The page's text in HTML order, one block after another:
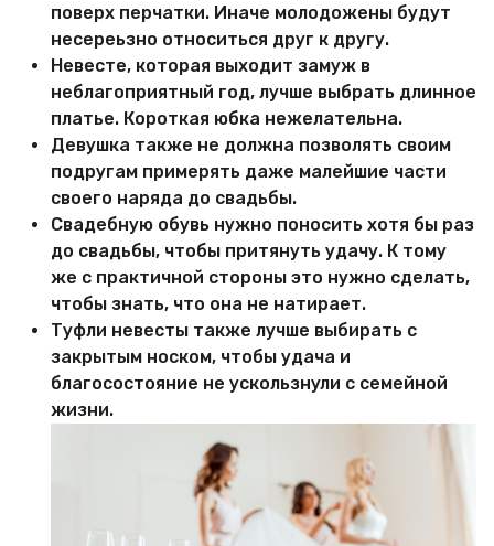
поверх перчатки. Иначе молодожены будут
несереьзно относиться друг к другу.
Невесте, которая выходит замуж в
неблагоприятный год, лучше выбрать длинное
платье. Короткая юбка нежелательна.
Девушка также не должна позволять своим
подругам примерять даже малейшие части
своего наряда до свадьбы.
Свадебную обувь нужно поносить хотя бы раз
до свадьбы, чтобы притянуть удачу. К тому
же с практичной стороны это нужно сделать,
чтобы знать, что она не натирает.
Туфли невесты также лучше выбирать с
закрытым носком, чтобы удача и
благосостояние не ускользнули с семейной
жизни.